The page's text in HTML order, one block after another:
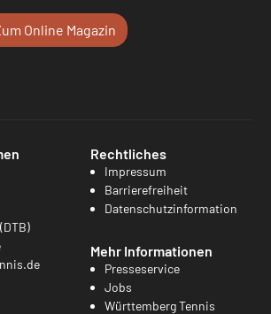
Online Magazin
Rechtliches
Impressum
Barrierefreiheit
Datenschutzinformation
Mehr Informationen
Presseservice
Jobs
Württemberg Tennis